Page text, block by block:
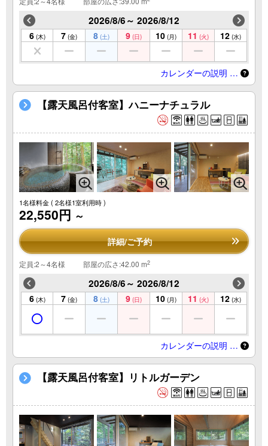
2026/8/6～ 2026/8/12
6 (木) 7 (金) 8 (土) 9 (日) 10 (月) 11 (火) 12 (水)
カレンダーの説明 …
【露天風呂付客室】ハニーナチュラル
1名様料金( 2名様1室利用時 )
22,550円 ～
詳細/ご予約
定員:2～4名様 部屋の広さ:42.00 m2
2026/8/6～ 2026/8/12
6 (木) 7 (金) 8 (土) 9 (日) 10 (月) 11 (火) 12 (水)
カレンダーの説明 …
【露天風呂付客室】リトルガーデン